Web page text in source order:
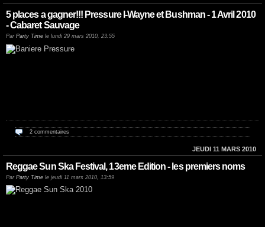
5 places a gagner!!! Pressure I-Wayne et Bushman - 1 Avril 2010
- Cabaret Sauvage
Par Party Time le lundi 29 mars 2010, 23:55
2 commentaires
JEUDI 11 MARS 2010
Reggae Sun Ska Festival, 13eme Edition - les premiers noms
Par Party Time le jeudi 11 mars 2010, 13:59